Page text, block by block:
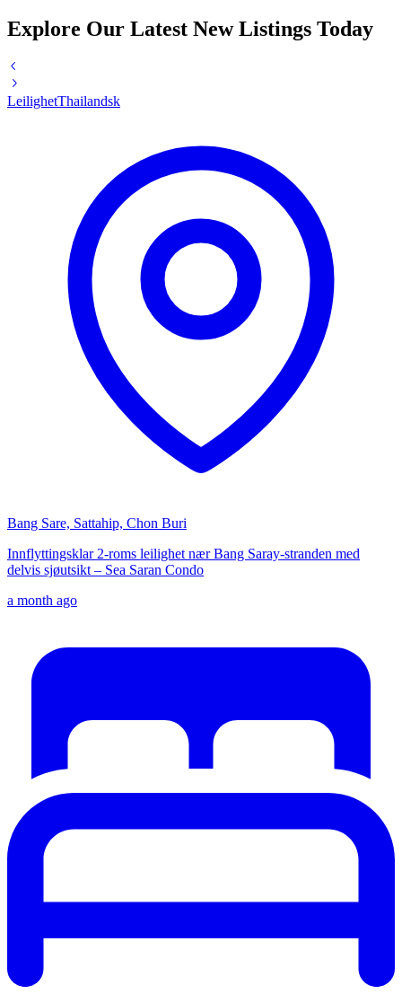
Explore Our Latest New Listings Today
LeilighetThailandsk
Bang Sare, Sattahip, Chon Buri
Innflyttingsklar 2-roms leilighet nær Bang Saray-stranden med
delvis sjøutsikt – Sea Saran Condo
a month ago